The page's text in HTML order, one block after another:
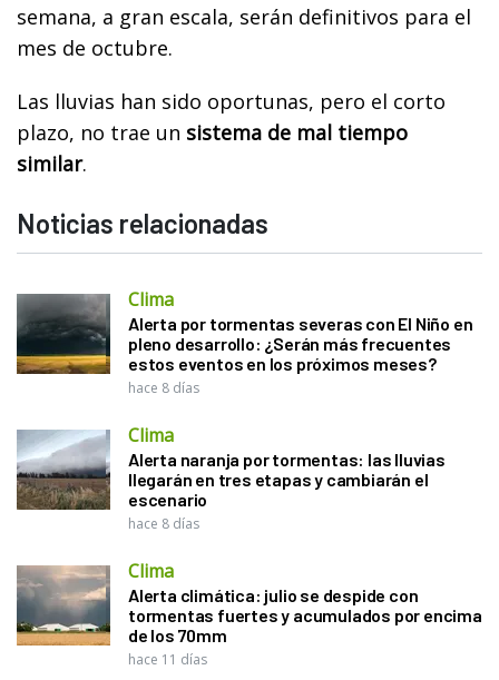
semana, a gran escala, serán definitivos para el
mes de octubre.
Las lluvias han sido oportunas, pero el corto
plazo, no trae un sistema de mal tiempo
similar.
Noticias relacionadas
Clima
Alerta por tormentas severas con El Niño en
pleno desarrollo: ¿Serán más frecuentes
estos eventos en los próximos meses?
hace 8 días
Clima
Alerta naranja por tormentas: las lluvias
llegarán en tres etapas y cambiarán el
escenario
hace 8 días
Clima
Alerta climática: julio se despide con
tormentas fuertes y acumulados por encima
de los 70mm
hace 11 días